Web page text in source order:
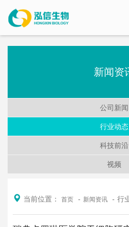
新闻资
公司新闻
行业动态
科技前沿
视频
当前位置： 首页 新闻资讯 行